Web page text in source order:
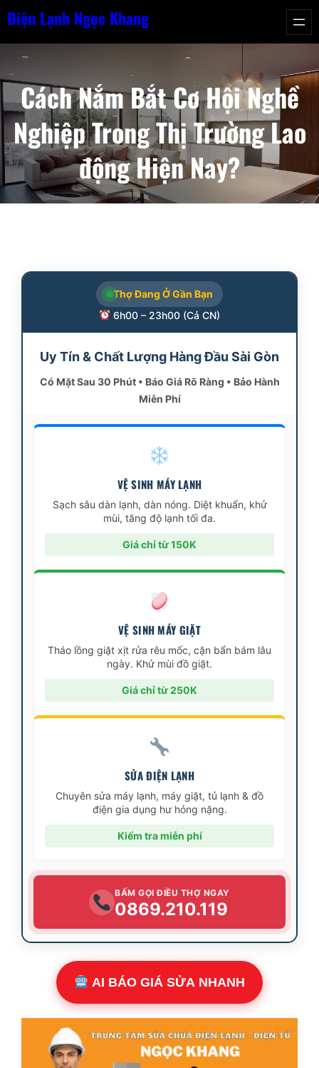
Chuyển
nội
dung
Điện Lạnh Ngọc Khang
Cách Nắm Bắt Cơ Hội Nghề
Nghiệp Trong Thị Trường Lao
động Hiện Nay?
Thợ Đang Ở Gần Bạn
6h00 – 23h00 (Cả CN)
Uy Tín & Chất Lượng Hàng Đầu Sài Gòn
Có Mặt Sau 30 Phút • Báo Giá Rõ Ràng • Bảo Hành
Miễn Phí
VỆ SINH MÁY LẠNH
Sạch sâu dàn lạnh, dàn nóng. Diệt khuẩn, khử
mùi, tăng độ lạnh tối đa.
Giá chỉ từ 150K
VỆ SINH MÁY GIẶT
Tháo lồng giặt xịt rửa rêu mốc, cặn bẩn bám lâu
ngày. Khử mùi đồ giặt.
Giá chỉ từ 250K
SỬA ĐIỆN LẠNH
Chuyên sửa máy lạnh, máy giặt, tủ lạnh & đồ
điện gia dụng hư hỏng nặng.
Kiểm tra miễn phí
BẤM GỌI ĐIỀU THỢ NGAY
0869.210.119
AI BÁO GIÁ SỬA NHANH